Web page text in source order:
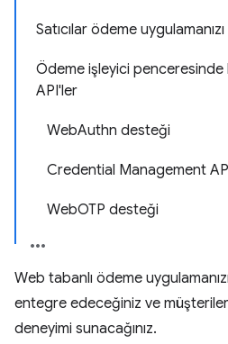
Satıcılar ödeme
Ödeme işleyici penceresinde
API'ler
WebAuthn desteği
Credential Management
WebOTP desteği
Web tabanlı ödeme
entegre edeceğiniz ve
deneyimi sunacağınız.